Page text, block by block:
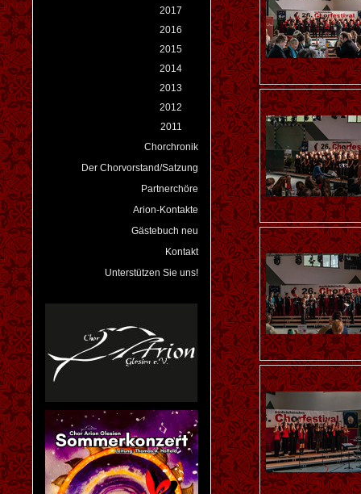
2017
2016
2015
2014
2013
2012
2011
Chorchronik
Der Chorvorstand/Satzung
Partnerchöre
Arion-Kontakte
Gästebuch neu
Kontakt
Unterstützen Sie uns!